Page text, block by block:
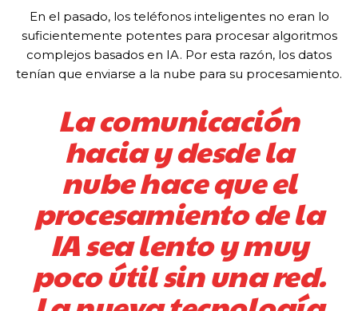
En el pasado, los teléfonos inteligentes no eran lo
suficientemente potentes para procesar algoritmos
complejos basados en IA. Por esta razón, los datos
tenían que enviarse a la nube para su procesamiento.
La comunicación
hacia y desde la
nube hace que el
procesamiento de la
IA sea lento y muy
poco útil sin una red.